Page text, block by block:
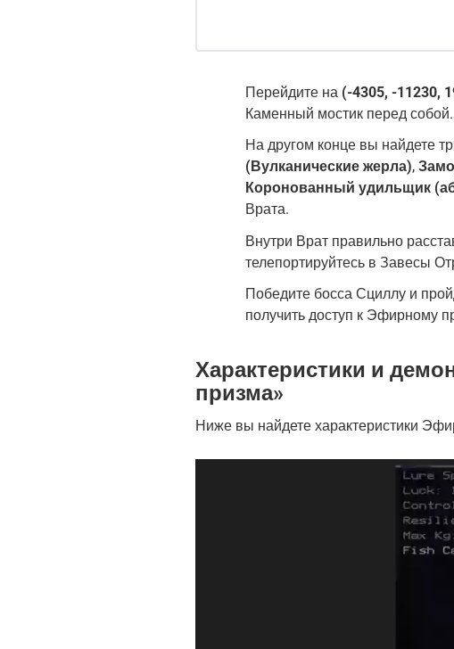
Перейдите на (-4305, -11230,
Каменный мостик перед собой.
На другом конце вы найдете
(Вулканические жерла),
Коронованный удильщик
Врата.
Внутри Врат правильно
телепортируйтесь в Завесы
Победите босса Сциллу и
получить доступ к Эфирному
Характеристики и
призма»
Ниже вы найдете характеристики